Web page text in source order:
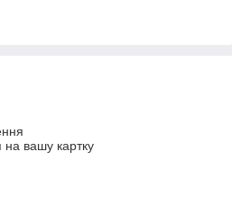
на вашу картку